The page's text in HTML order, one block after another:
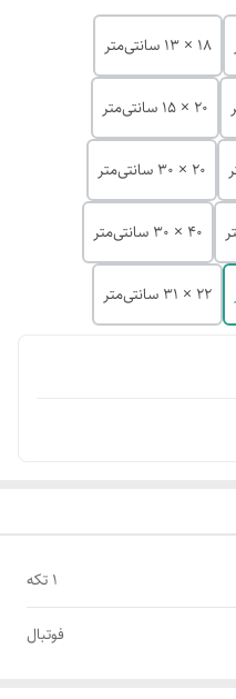
18 × 13 سانتی‌متر
20 × 15 سانتی‌متر
20 × 30 سانتی‌متر
40 × 30 سانتی‌متر
22 × 31 سانتی‌متر
1 تکه
فوتبال